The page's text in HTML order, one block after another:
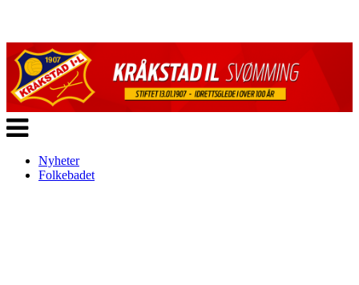
Veksle
navigasjon
Nyheter
Folkebadet